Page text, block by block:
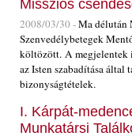
Missziós
2008/03/30 -Ma délután
Szenvedélybetegek
költözött. A megjelentek
az Isten szabadítása által
bizonyságtételek.
I. Kárpát-
Munkatársi